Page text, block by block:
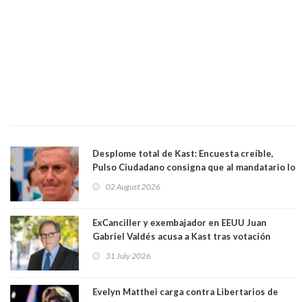
Desplome total de Kast: Encuesta creíble,
Pulso Ciudadano consigna que al mandatario lo
sacó en primera vuelta. Rechazo es de 58.9% y
64.8%
02 August 2026
ExCanciller y exembajador en EEUU Juan
Gabriel Valdés acusa a Kast tras votación
"Si hay una persona responsable es él"
31 July 2026
Evelyn Matthei carga contra Libertarios de